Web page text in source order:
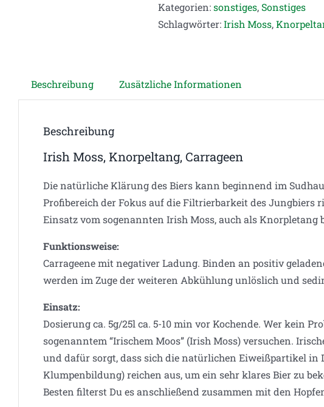
Kategorien:sonstiges,Sonstiges
Schlagwörter:Irish Moss,
Beschreibung Zusätzliche Informationen
Beschreibung
Irish Moss, Knorpeltang, Carrageen
Die natürliche Klärung des Biers kann beginnend im
Profibereich der Fokus auf die Filtrierbarkeit des Jungbiers
Einsatz vom sogenannten Irish Moss, auch als Knorpletang
Funktionsweise:
Carrageene mit negativer Ladung. Binden an positiv
werden im Zuge der weiteren Abkühlung unlöslich und
Einsatz:
Dosierung ca. 5g/25l ca. 5-10 min vor Kochende. Wer kein
sogenanntem “Irischem Moos” (Irish Moss) versuchen.
und dafür sorgt, dass sich die natürlichen Eiweißpartikel in
Klumpenbildung) reichen aus, um ein sehr klares Bier zu
Besten filterst Du es anschließend zusammen mit den